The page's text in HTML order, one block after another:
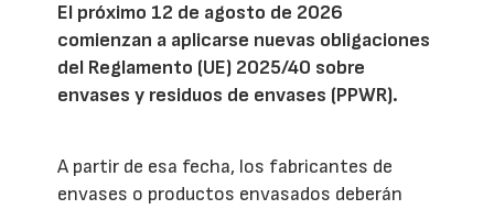
El próximo 12 de agosto de 2026
comienzan a aplicarse nuevas obligaciones
del Reglamento (UE) 2025/40 sobre
envases y residuos de envases (PPWR).
A partir de esa fecha, los fabricantes de
envases o productos envasados deberán